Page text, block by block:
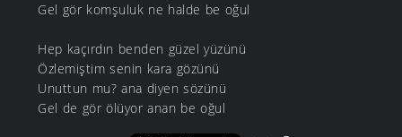
Gel gör komşuluk ne halde be oğul
Hep kaçırdın benden güzel yüzünü
Özlemiştim senin kara gözünü
Unuttun mu? ana diyen sözünü
Gel de gör ölüyor anan be oğul